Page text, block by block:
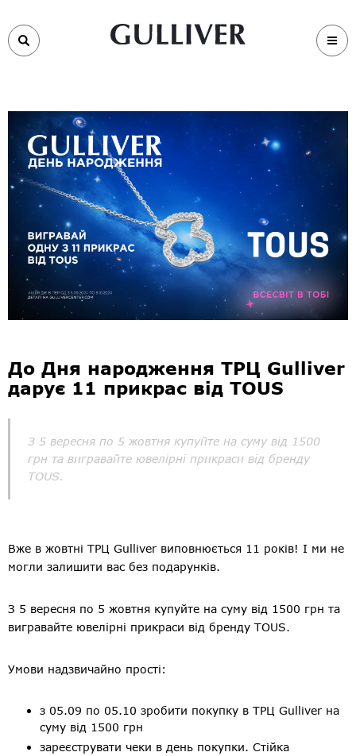
До Дня народження ТРЦ Gulliver
дарує 11 прикрас від TOUS
З 5 вересня по 5 жовтня купуйте на суму від 1500
грн та вигравайте ювелірні прикраси від бренду
TOUS.
Вже в жовтні ТРЦ Gulliver виповнюється 11 років! І ми не
могли залишити вас без подарунків.
З 5 вересня по 5 жовтня купуйте на суму від 1500 грн та
вигравайте ювелірні прикраси від бренду TOUS.
Умови надзвичайно прості:
з 05.09 по 05.10 зробити покупку в ТРЦ Gulliver на
суму від 1500 грн
зареєструвати чеки в день покупки. Стійка